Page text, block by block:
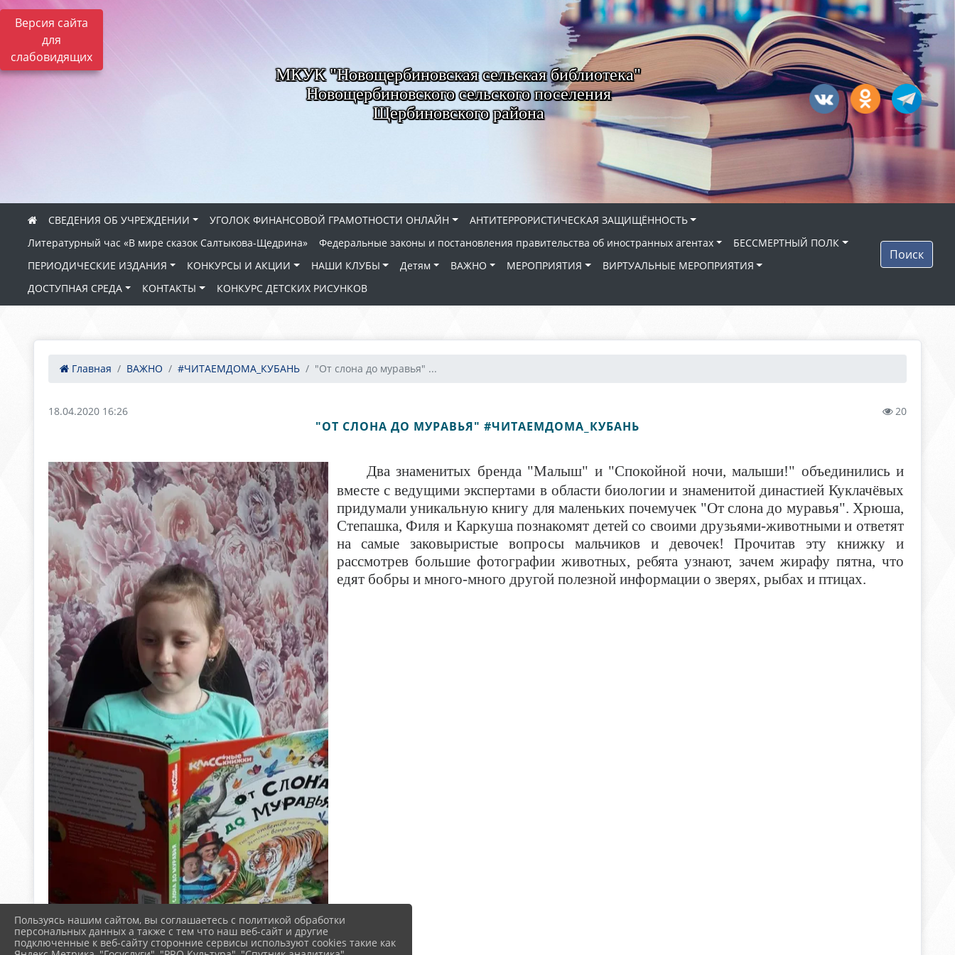
Версия сайта
для
слабовидящих
МКУК "Новощербиновская сельская библиотека"
Новощербиновского сельского поселения
Щербиновского района
СВЕДЕНИЯ ОБ УЧРЕЖДЕНИИ УГОЛОК ФИНАНСОВОЙ ГРАМОТНОСТИ ОНЛАЙН
АНТИТЕРРОРИСТИЧЕСКАЯ ЗАЩИЩЁННОСТЬ
Литературный час «В мире сказок Салтыкова-Щедрина»
Федеральные законы и постановления правительства об иностранных агентах
БЕССМЕРТНЫЙ ПОЛК
ПЕРИОДИЧЕСКИЕ ИЗДАНИЯ
КОНКУРСЫ И АКЦИИ НАШИ КЛУБЫ Детям ВАЖНО МЕРОПРИЯТИЯ
ВИРТУАЛЬНЫЕ МЕРОПРИЯТИЯ
ДОСТУПНАЯ СРЕДА
КОНТАКТЫ КОНКУРС ДЕТСКИХ РИСУНКОВ
Поиск
Главная ВАЖНО #ЧИТАЕМДОМА_КУБАНЬ "От слона до муравья" ...
18.04.2020 16:26 20
"ОТ СЛОНА ДО МУРАВЬЯ" #ЧИТАЕМДОМА_КУБАНЬ
Два знаменитых бренда "Малыш" и "Спокойной ночи, малыши!" объединились и
вместе с ведущими экспертами в области биологии и знаменитой династией Куклачёвых
придумали уникальную книгу для маленьких почемучек "От слона до муравья". Хрюша,
Степашка, Филя и Каркуша познакомят детей со своими друзьями-животными и ответят
на самые заковыристые вопросы мальчиков и девочек! Прочитав эту книжку и
рассмотрев большие фотографии животных, ребята узнают, зачем жирафу пятна, что
едят бобры и много-много другой полезной информации о зверях, рыбах и птицах.
Пользуясь нашим сайтом, вы соглашаетесь с политикой обработки
персональных данных а также с тем что наш веб-сайт и другие
подключенные к веб-сайту сторонние сервисы используют cookies такие как